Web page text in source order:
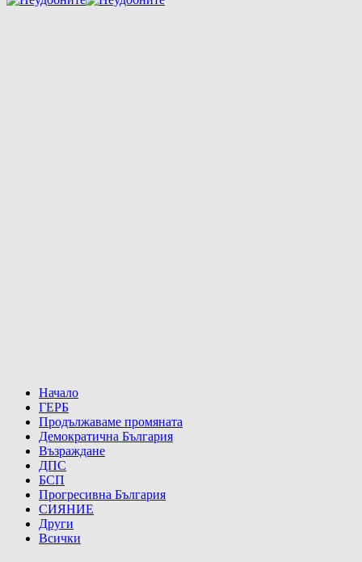
Начало
ГЕРБ
Продължаваме промяната
Демократична България
Възраждане
ДПС
БСП
Прогресивна България
СИЯНИЕ
Други
Всички